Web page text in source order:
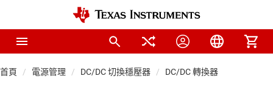
首頁 電源管理 DC/DC 切換穩壓器 DC/DC 轉換器